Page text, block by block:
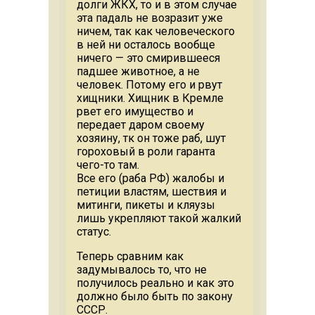
долги ЖКХ, то и в этом случае
эта падаль не возразит уже
ничем, так как человеческого
в ней ни осталось вообще
ничего — это смирившееся
падшее животное, а не
человек. Потому его и рвут
хищники. Хищник в Кремле
рвет его имущество и
передает даром своему
хозяину, тк он тоже раб, шут
гороховый в роли гаранта
чего-то там.
Все его (раба РФ) жалобы и
петиции властям, шествия и
митинги, пикеты и кляузы
лишь укрепляют такой жалкий
статус.
Теперь сравним как
задумывалось то, что не
получилось реально и как это
должно было быть по закону
СССР.